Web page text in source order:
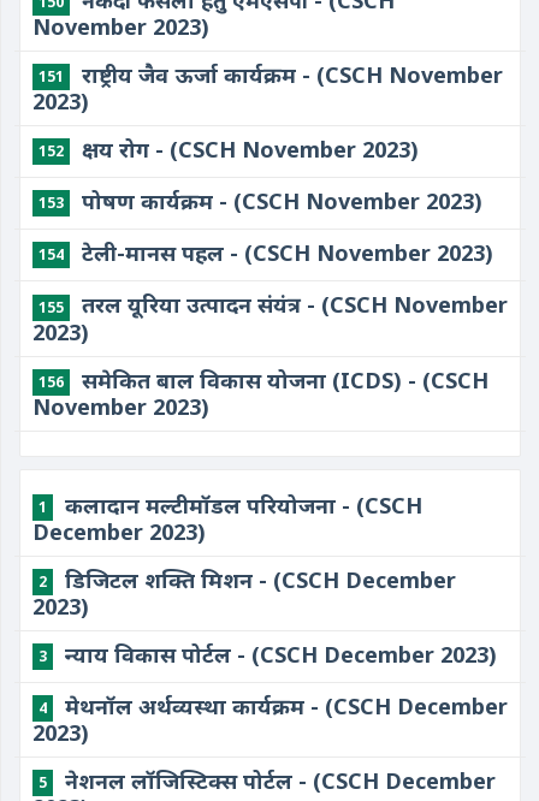
November 2023)
151
राष्ट्रीय जैव ऊर्जा कार्यक्रम - (CSCH November
2023)
152 क्षय रोग - (CSCH November 2023)
153 पोषण कार्यक्रम - (CSCH November 2023)
154 टेली-मानस पहल - (CSCH November 2023)
155
तरल यूरिया उत्पादन संयंत्र - (CSCH November
2023)
156
समेकित बाल विकास योजना (ICDS) - (CSCH
November 2023)
1
कलादान मल्टीमॉडल परियोजना - (CSCH
December 2023)
2
डिजिटल शक्ति मिशन - (CSCH December
2023)
3 न्याय विकास पोर्टल - (CSCH December 2023)
4
मेथनॉल अर्थव्यस्था कार्यक्रम - (CSCH December
2023)
5
नेशनल लॉजिस्टिक्स पोर्टल - (CSCH December